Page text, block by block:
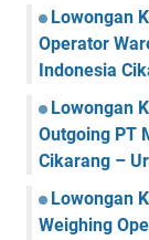
Lowongan
Operator
Indonesia
Lowongan
Outgoing PT
Cikarang –
Lowongan
Weighing